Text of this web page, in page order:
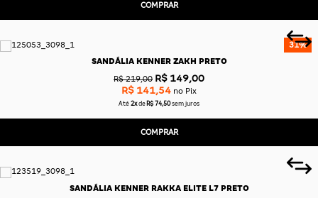
COMPRAR
31%
SANDÁLIA KENNER ZAKH PRETO
R$ 219,00 R$ 149,00
R$ 141,54 no Pix
Até 2x de R$ 74,50sem juros
COMPRAR
SANDÁLIA KENNER RAKKA ELITE L7 PRETO